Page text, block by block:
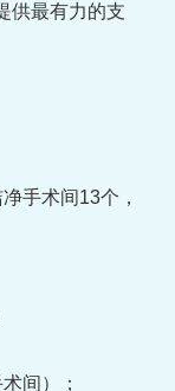
供最有力的支
手术间13个，
间）；